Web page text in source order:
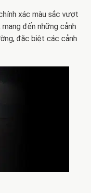
xác màu sắc vượt
đến những cảnh
đặc biệt các cảnh